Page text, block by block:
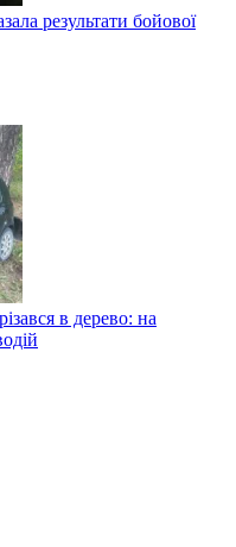
результати бойової
в дерево: на